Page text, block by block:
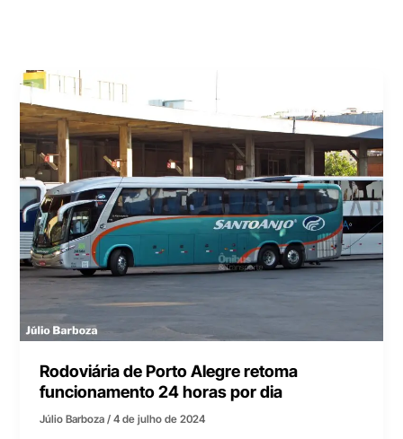
Rodoviária de Porto Alegre retoma
funcionamento 24 horas por dia
Júlio Barboza/4 de julho de 2024